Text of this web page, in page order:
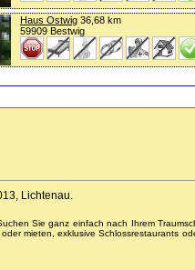
Haus Ostwig 36,68 km
59909 Bestwig
Lichtenau.
Sie ganz einfach nach Ihrem
mieten, exklusive Schlossrestaurants